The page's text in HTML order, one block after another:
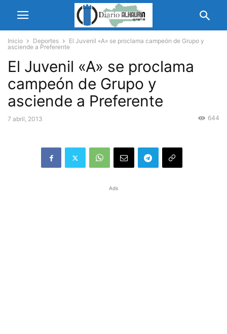
Inicio Deportes
El Juvenil «A» se proclama campeón de Grupo y
asciende a Preferente
El Juvenil «A» se proclama
campeón de Grupo y
asciende a Preferente
7 abril, 2013 644
Ads